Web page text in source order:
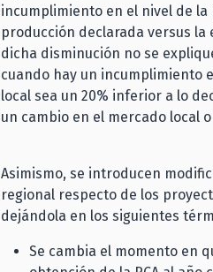
incumplimiento en el nivel de
producción declarada versus la
dicha disminución no se
cuando hay un incumplimiento
local sea un 20% inferior a lo
un cambio en el mercado local
Asimismo, se introducen
regional respecto de los
dejándola en los siguientes
Se cambia el momento en